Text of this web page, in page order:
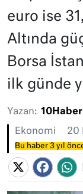
euro ise
Altında
Borsa
ilk günde
Yazan:
Ekonomi 20
Bu haber 3 yıl